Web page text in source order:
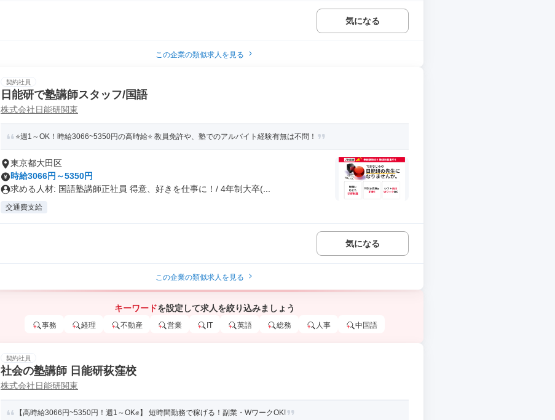
気になる
この企業の類似求人を見る
契約社員
日能研で塾講師スタッフ/国語
株式会社日能研関東
⭐️週1～OK！時給3066~5350円の高時給⭐️ 教員免許や、塾でのアルバイト経験有無は不問！
東京都大田区
時給3066円～5350円
求める人材: 国語塾講師正社員 得意、好きを仕事に！/ 4年制大卒(...
交通費支給
気になる
この企業の類似求人を見る
キーワードを設定して求人を絞り込みましょう
事務 経理 不動産 営業 IT 英語 総務 人事 中国語
契約社員
社会の塾講師 日能研荻窪校
株式会社日能研関東
【高時給3066円~5350円！週1～OK✊】 短時間勤務で稼げる！副業・WワークOK!